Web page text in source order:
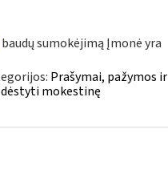
baudų sumokėjimą Įmonė yra
Prašymai, pažymos ir
mokestinę